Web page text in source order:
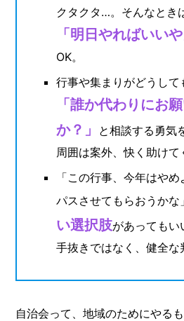
クタクタ…。そんなとき
「明日やればいいや
OK。
行事や集まりがどうして
「誰か代わりにお
か？」
と相談する勇気
周囲は案外、快く助けて
「この行事、今年はや
パスさせてもらおうかな
い選択肢があってもい
手抜きではなく、健全な
自治会って、地域のためにやる